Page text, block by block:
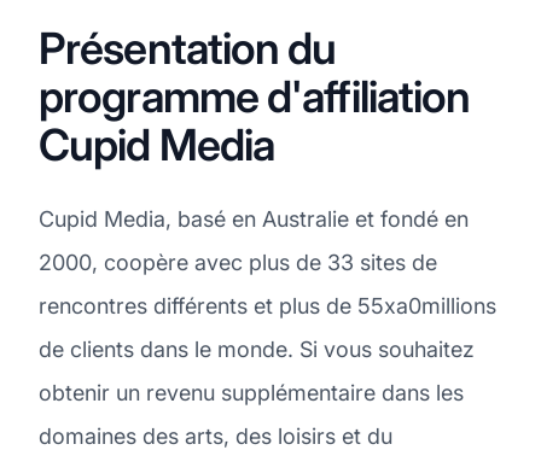
Présentation du
programme d'affiliation
Cupid Media
Cupid Media, basé en Australie et fondé en
2000, coopère avec plus de 33 sites de
rencontres différents et plus de 55xa0millions
de clients dans le monde. Si vous souhaitez
obtenir un revenu supplémentaire dans les
domaines des arts, des loisirs et du